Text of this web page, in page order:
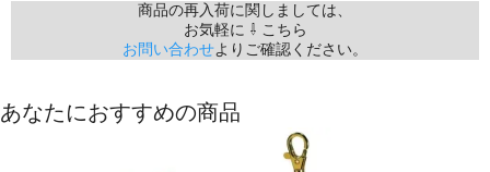
注文のキャンセルは可能ですか？
お取り寄せ商品となっておりますため、仕入先へ発
注後のキャンセルは受け付けかねます。
埼玉県 K・I 様 （女性）
「購入してから商品到着までメールを何度か頂
商品の再入荷に関しましては、
お気軽に ⇩ こちら
お問い合わせよりご確認ください。
あなたにおすすめの商品